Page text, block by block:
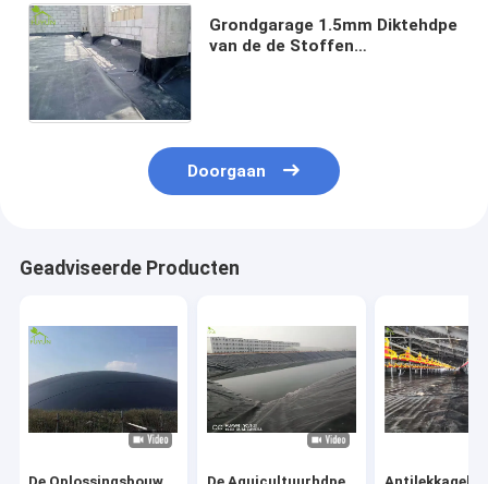
Grondgarage 1.5mm Diktehdpe
van de de Stoffen
Doorgaan
Geadviseerde Producten